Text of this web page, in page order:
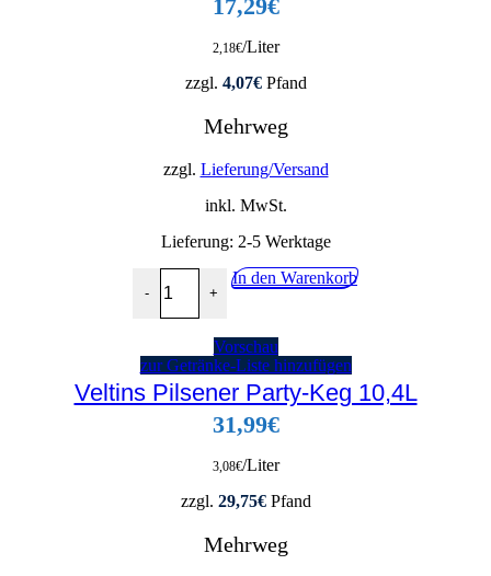
17,29€
2,18€/Liter
zzgl. 4,07€Pfand
Mehrweg
zzgl. Lieferung/Versand
inkl. MwSt.
Lieferung: 2-5 Werktage
-
Sünner Malz 24x0,33L Menge
+
In den Warenkorb
Vorschau
zur Getränke-Liste hinzufügen
Veltins Pilsener Party-Keg 10,4L
31,99€
3,08€/Liter
zzgl. 29,75€Pfand
Mehrweg